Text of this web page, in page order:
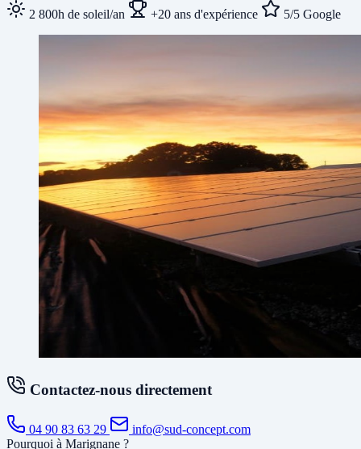
2 800h de soleil/an +20 ans d'expérience 5/5 Google
Contactez-nous directement
04 90 83 63 29
info@sud-concept.com
Pourquoi à Marignane ?